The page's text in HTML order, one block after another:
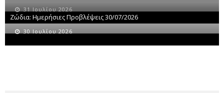
31 Ιουλίου 2026
Ζώδια: Ημερήσιες Προβλέψεις 30/07/2026
30 Ιουλίου 2026